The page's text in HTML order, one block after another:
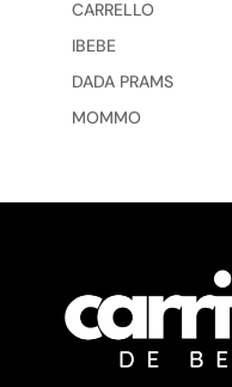
CARRELLO
IBEBE
DADA PRAMS
MOMMO